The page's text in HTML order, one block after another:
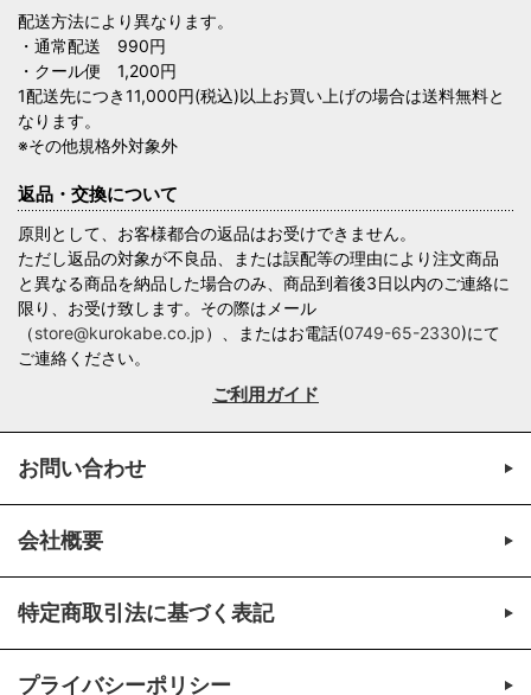
配送方法により異なります。
・通常配送 990円
・クール便 1,200円
1配送先につき11,000円(税込)以上お買い上げの場合は送料無料と
なります。
※その他規格外対象外
返品・交換について
原則として、お客様都合の返品はお受けできません。
ただし返品の対象が不良品、または誤配等の理由により注文商品
と異なる商品を納品した場合のみ、商品到着後3日以内のご連絡に
限り、お受け致します。その際はメール
（store@kurokabe.co.jp）、またはお電話(0749-65-2330)にて
ご連絡ください。
ご利用ガイド
お問い合わせ
会社概要
特定商取引法に基づく表記
プライバシーポリシー